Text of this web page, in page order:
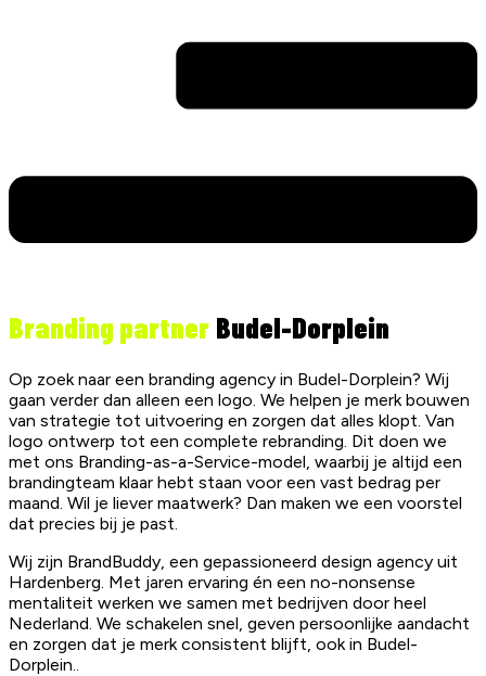
Branding partner Budel-Dorplein
Op zoek naar een branding agency in Budel-Dorplein? Wij
gaan verder dan alleen een logo. We helpen je merk bouwen
van strategie tot uitvoering en zorgen dat alles klopt. Van
logo ontwerp tot een complete rebranding. Dit doen we
met ons Branding-as-a-Service-model, waarbij je altijd een
brandingteam klaar hebt staan voor een vast bedrag per
maand. Wil je liever maatwerk? Dan maken we een voorstel
dat precies bij je past.
Wij zijn BrandBuddy, een gepassioneerd design agency uit
Hardenberg. Met jaren ervaring én een no-nonsense
mentaliteit werken we samen met bedrijven door heel
Nederland. We schakelen snel, geven persoonlijke aandacht
en zorgen dat je merk consistent blijft, ook in Budel-
Dorplein..